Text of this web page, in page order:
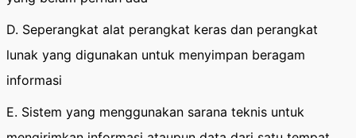
D. Seperangkat alat perangkat keras dan perangkat
lunak yang digunakan untuk menyimpan beragam
informasi
E. Sistem yang menggunakan sarana teknis untuk